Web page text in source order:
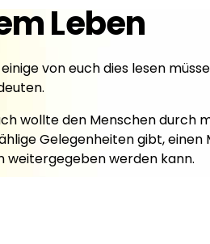
Leben
von euch dies lesen
wollte den Menschen durch
Gelegenheiten gibt, einen
weitergegeben werden kann.